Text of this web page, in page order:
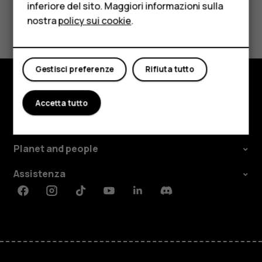
Tablet
Negozio
Il mio account
Ti è stato d'aiuto?
Sì No
Negozio
Planet and people
Assistenza
FacebookInstagramTiktokYoutubeLinkedinDiscord
inferiore del sito. Maggiori informazioni sulla
nostrapolicy sui cookie.
Rifiuta tutto
Gestisci preferenze
Accetta tutto